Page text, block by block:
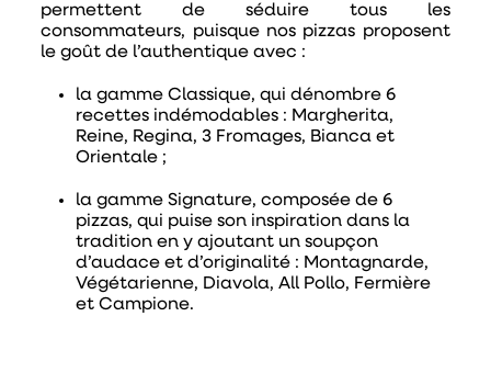
permettent de séduire tous les
consommateurs, puisque nos pizzas proposent
le goût de l’authentique avec :
la gamme Classique, qui dénombre 6
recettes indémodables : Margherita,
Reine, Regina, 3 Fromages, Bianca et
Orientale ;
la gamme Signature, composée de 6
pizzas, qui puise son inspiration dans la
tradition en y ajoutant un soupçon
d’audace et d’originalité : Montagnarde,
Végétarienne, Diavola, All Pollo, Fermière
et Campione.